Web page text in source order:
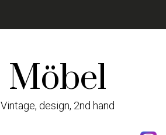
Möbel
Vintage, design, 2nd hand